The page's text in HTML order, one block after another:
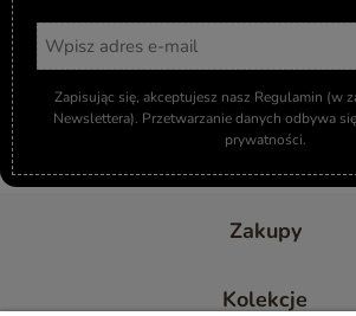
Zapisując się, akceptujesz nasz Regulamin (w
Newslettera). Przetwarzanie danych odbywa
prywatności.
Zakupy
Kolekcje